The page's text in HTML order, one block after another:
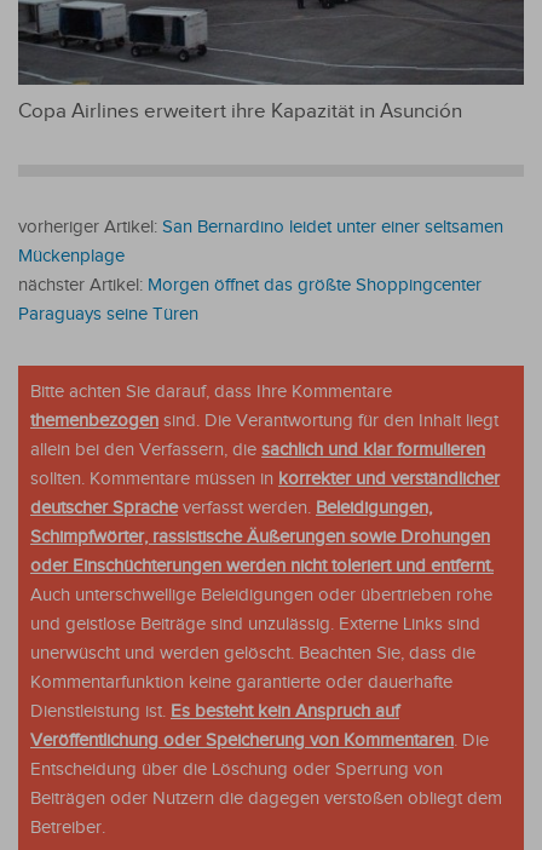
Copa Airlines erweitert ihre Kapazität in Asunción
vorheriger Artikel: San Bernardino leidet unter einer seltsamen
Mückenplage
nächster Artikel: Morgen öffnet das größte Shoppingcenter
Paraguays seine Türen
Bitte achten Sie darauf, dass Ihre Kommentare
themenbezogen sind. Die Verantwortung für den Inhalt liegt
allein bei den Verfassern, die sachlich und klar formulieren
sollten. Kommentare müssen in korrekter und verständlicher
deutscher Spracheverfasst werden. Beleidigungen,
Schimpfwörter, rassistische Äußerungen sowie Drohungen
oder Einschüchterungen werden nicht toleriert und entfernt.
Auch unterschwellige Beleidigungen oder übertrieben rohe
und geistlose Beiträge sind unzulässig. Externe Links sind
unerwüscht und werden gelöscht. Beachten Sie, dass die
Kommentarfunktion keine garantierte oder dauerhafte
Dienstleistung ist. Es besteht kein Anspruch auf
Veröffentlichung oder Speicherung von Kommentaren. Die
Entscheidung über die Löschung oder Sperrung von
Beiträgen oder Nutzern die dagegen verstoßen obliegt dem
Betreiber.